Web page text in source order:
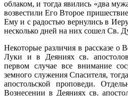
облаком, и тогда явились «два
возвестили Его Второе
Ему и с радостью вернулись в
несколько дней на них сошел Св.
Некоторые различия в рассказе о
Луки и в Деяниях св.
первом случае все внимание
земного служения Спасителя,
апостольской проповеди.
Вознесении в Деяниях св.